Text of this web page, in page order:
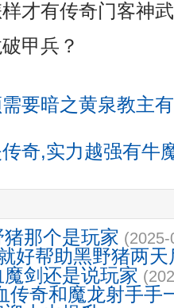
才有传奇门客神
甲兵？
要暗之黄泉教主
奇,实力越强有牛
那个是玩家
好帮助黑野猪两天
剑还是说玩家
传奇和魔龙射手手